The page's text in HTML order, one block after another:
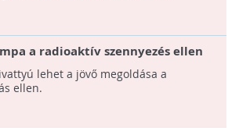
a radioaktív szennyezés ellen
lehet a jövő megoldása a
ellen.